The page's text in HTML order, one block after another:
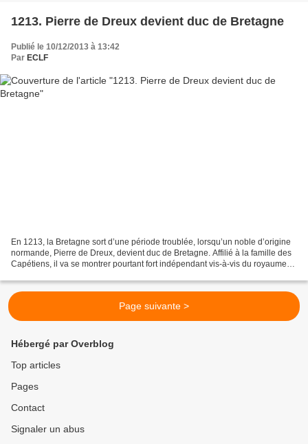
1213. Pierre de Dreux devient duc de Bretagne
Publié le 10/12/2013 à 13:42
Par ECLF
En 1213, la Bretagne sort d’une période troublée, lorsqu’un noble d’origine
normande, Pierre de Dreux, devient duc de Bretagne. Affilié à la famille des
Capétiens, il va se montrer pourtant fort indépendant vis-à-vis du royaume
Page suivante >
Hébergé par Overblog
Top articles
Pages
Contact
Signaler un abus